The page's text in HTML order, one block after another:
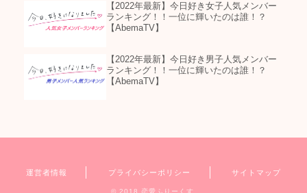
【2022年最新】今日好き女子人気メンバー
ランキング！！一位に輝いたのは誰！？
【AbemaTV】
【2022年最新】今日好き男子人気メンバー
ランキング！！一位に輝いたのは誰！？
【AbemaTV】
運営者情報 プライバシーポリシー サイトマップ
© 2018 恋愛ふりーくす.